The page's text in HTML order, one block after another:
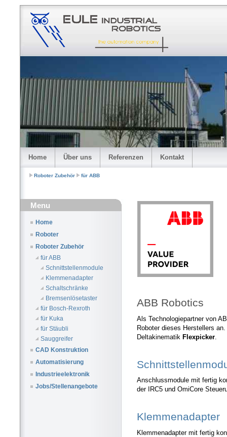
Home Über uns Referenzen Kontakt
Roboter Zubehör für ABB
Menu
Home
Roboter
Roboter Zubehör
für ABB
Schnittstellenmodule
Klemmenadapter
Schaltschränke
Bremsenlösetaster
für Bosch-Rexroth
für Kuka
für Stäubli
Sauggreifer
CAD Konstruktion
Automatisierung
Industrieelektronik
Jobs/Stellenangebote
ABB Robotics
Als Technologiepartner von
Roboter dieses Herstellers
Deltakinematik Flexpicker
Anschlussmodule mit fertig
der IRC5 und OmiCore
Klemmenadapter
Klemmenadapter mit fertig